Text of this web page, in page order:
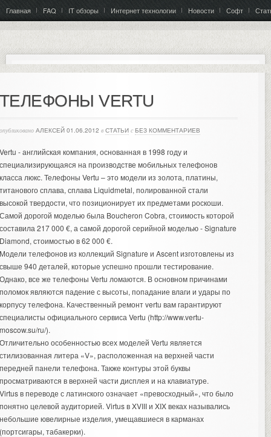
Главная FAQ IT обзоры Интернет технологии Новости Софт
VERTU
АЛЕКСЕЙ 01.06.2012 в СТАТЬИ с БЕЗ КОММЕНТАРИЕВ
- английская компания, основанная в 1998 году и
на производстве мобильных телефонов
люкс. Телефоны Vertu – это модели из золота, платины,
сплава, сплава Liquidmetal, полированной стали
твердости, что позиционирует их предметами роскоши.
дорогой моделью была Boucheron Cobra, стоимость которой
217 000 €, а самой дорогой серийной моделью - Signature
стоимостью в 62 000 €.
телефонов из коллекций Signature и Ascent изготовлены из
940 деталей, которые успешно прошли тестирование.
все же телефоны Vertu ломаются. В основном причинами
являются падение с высоты, попадание влаги и удары по
телефона. Качественный ремонт vertu вам гарантируют
официального сервиса Vertu (http://www.vertu-
ru/).
особенностью всех моделей Vertu является
литера «V», расположенная на верхней части
панели телефона. Также контуры этой буквы
в верхней части дисплея и на клавиатуре.
в переводе с латинского означает «превосходный», что было
целевой аудиторией. Virtus в XVIII и XIX веках назывались
ювелирные изделия, умещавшиеся в карманах
табакерки).